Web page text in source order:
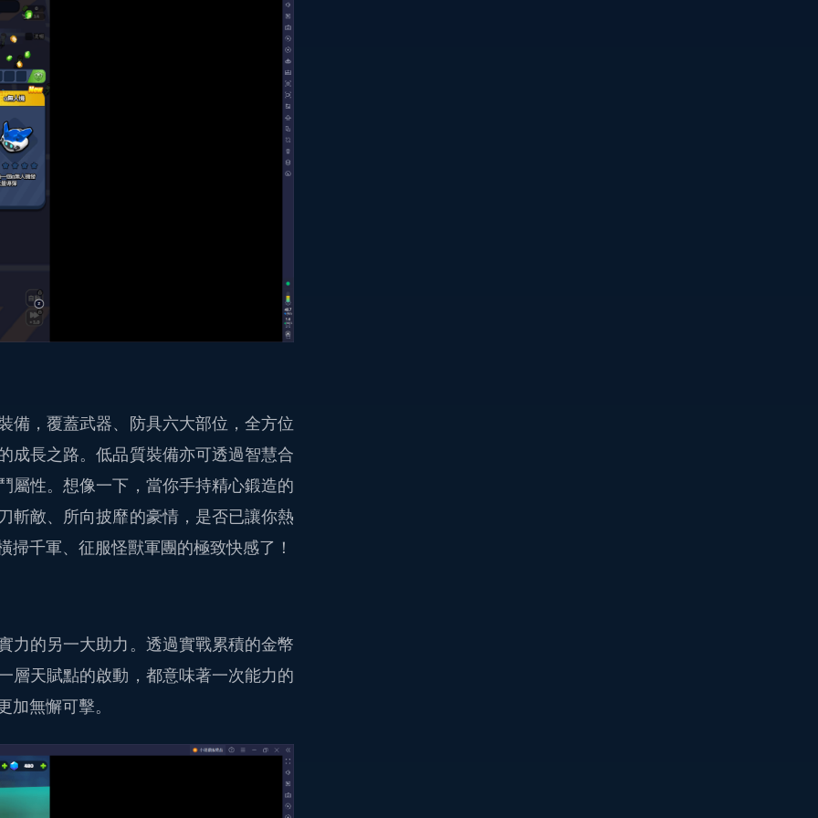
備，覆蓋武器、防具六大部位，全方位
成長之路。低品質裝備亦可透過智慧合
屬性。想像一下，當你手持精心鍛造的
斬敵、所向披靡的豪情，是否已讓你熱
千軍、征服怪獸軍團的極致快感了！
力的另一大助力。透過實戰累積的金幣
層天賦點的啟動，都意味著一次能力的
無懈可擊。